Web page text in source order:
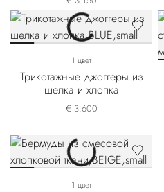
1 цвет
Трикотажные джоггеры из
шелка и хлопка
€ 3.600
1 цвет